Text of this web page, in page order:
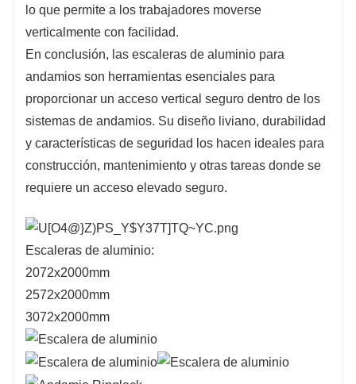
lo que permite a los trabajadores moverse
verticalmente con facilidad.
En conclusión, las escaleras de aluminio para
andamios son herramientas esenciales para
proporcionar un acceso vertical seguro dentro de los
sistemas de andamios. Su diseño liviano, durabilidad
y características de seguridad los hacen ideales para
construcción, mantenimiento y otras tareas donde se
requiere un acceso elevado seguro.
Escaleras de aluminio:
2072x2000mm
2572x2000mm
3072x2000mm